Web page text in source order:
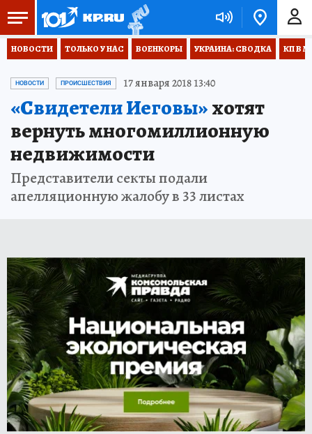
НОВОСТИ ТОЛЬКО У НАС ВОЕНКОРЫ УКРАИНА: СВОДКА КП В
НОВОСТИ ПРОИСШЕСТВИЯ 17 января 2018 13:40
«Свидетели Иеговы»хотят
вернуть многомиллионную
недвижимости
Представители секты подали
апелляционную жалобу в 33 листах